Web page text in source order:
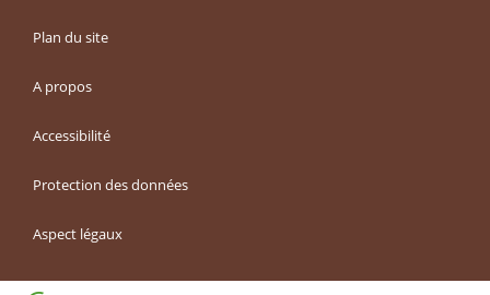
Plan du site
A propos
Accessibilité
Protection des données
Aspect légaux